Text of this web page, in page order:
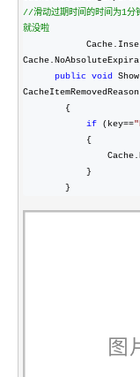
//滑动过期时间的时间为1分
就没啦
public
void
if (key=="
        }